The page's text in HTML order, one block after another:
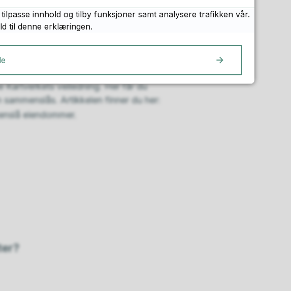
Kartverkets veiledning. Her får du
Artikkelen finner du her:
eiendommer.
innhold og tilby funksjoner samt analysere trafikken vår.
til denne erklæringen.